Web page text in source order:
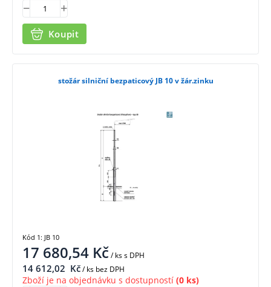
Koupit
stožár silniční bezpaticový JB 10 v žár.zinku
17 680,54 Kč/ kss DPH
14 612,02 Kč/ ks bez DPH
Zboží je na objednávku s dostupností (0 ks)
Kód 1: JB 10